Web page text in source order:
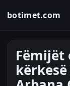
botimet.com
Fëmijët